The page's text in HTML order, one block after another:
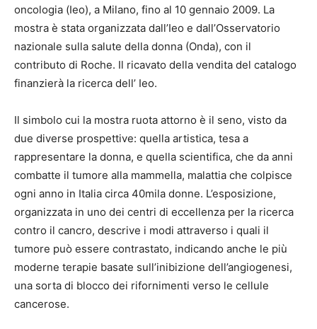
oncologia (Ieo), a Milano, fino al 10 gennaio 2009. La
mostra è stata organizzata dall’Ieo e dall’Osservatorio
nazionale sulla salute della donna (Onda), con il
contributo di Roche. Il ricavato della vendita del catalogo
finanzierà la ricerca dell’ Ieo.
Il simbolo cui la mostra ruota attorno è il seno, visto da
due diverse prospettive: quella artistica, tesa a
rappresentare la donna, e quella scientifica, che da anni
combatte il tumore alla mammella, malattia che colpisce
ogni anno in Italia circa 40mila donne. L’esposizione,
organizzata in uno dei centri di eccellenza per la ricerca
contro il cancro, descrive i modi attraverso i quali il
tumore può essere contrastato, indicando anche le più
moderne terapie basate sull’inibizione dell’angiogenesi,
una sorta di blocco dei rifornimenti verso le cellule
cancerose.